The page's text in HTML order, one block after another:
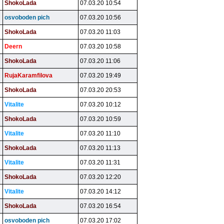
ShokoLada 07.03.20 10:54
osvoboden pich 07.03.20 10:56
ShokoLada 07.03.20 11:03
Deern 07.03.20 10:58
ShokoLada 07.03.20 11:06
RujaKaramfilova 07.03.20 19:49
ShokoLada 07.03.20 20:53
Vitalite 07.03.20 10:12
ShokoLada 07.03.20 10:59
Vitalite 07.03.20 11:10
ShokoLada 07.03.20 11:13
Vitalite 07.03.20 11:31
ShokoLada 07.03.20 12:20
Vitalite 07.03.20 14:12
ShokoLada 07.03.20 16:54
osvoboden pich 07.03.20 17:02